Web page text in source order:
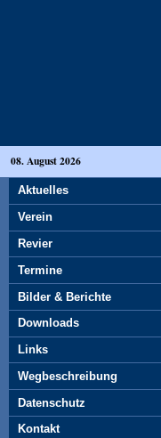
08. August 2026
Aktuelles
Verein
Revier
Termine
Bilder & Berichte
Downloads
Links
Wegbeschreibung
Datenschutz
Kontakt